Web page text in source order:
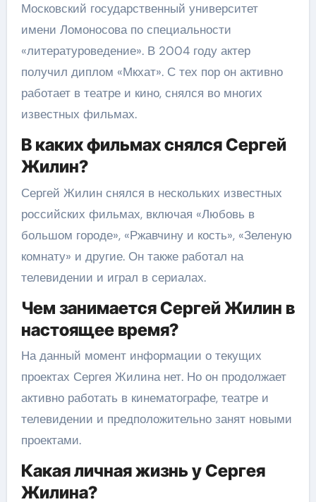
Московский государственный университет
имени Ломоносова по специальности
«литературоведение». В 2004 году актер
получил диплом «Мкхат». С тех пор он активно
работает в театре и кино, снялся во многих
известных фильмах.
В каких фильмах снялся Сергей
Жилин?
Сергей Жилин снялся в нескольких известных
российских фильмах, включая «Любовь в
большом городе», «Ржавчину и кость», «Зеленую
комнату» и другие. Он также работал на
телевидении и играл в сериалах.
Чем занимается Сергей Жилин в
настоящее время?
На данный момент информации о текущих
проектах Сергея Жилина нет. Но он продолжает
активно работать в кинематографе, театре и
телевидении и предположительно занят новыми
проектами.
Какая личная жизнь у Сергея
Жилина?